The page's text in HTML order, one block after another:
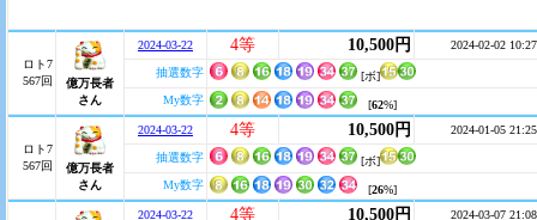
ロト7
567回
億万長者
さん
2024-03-22 4等 10,500円 2024-02-02 10:27
抽選数字
[ボ]
My数字
[62%]
ロト7
567回
億万長者
さん
2024-03-22 4等 10,500円 2024-01-05 21:25
抽選数字
[ボ]
My数字
[26%]
2024-03-22 4等 10,500円 2024-03-07 21:08